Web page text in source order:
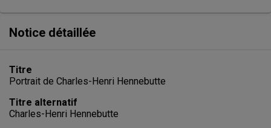
Notice détaillée
Titre
Portrait de Charles-Henri Hennebutte
Titre alternatif
Charles-Henri Hennebutte